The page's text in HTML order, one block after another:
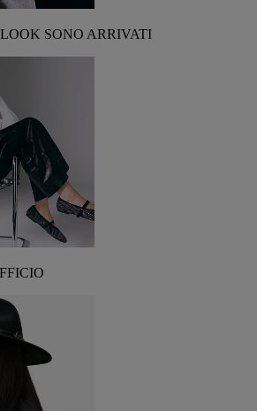
SONO ARRIVATI